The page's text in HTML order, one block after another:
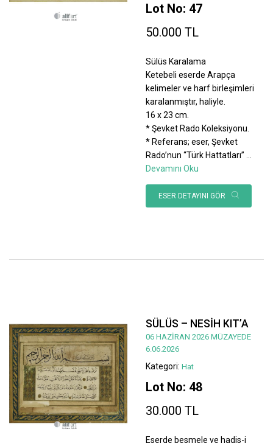
Lot No: 47
50.000 TL
Sülüs Karalama
Ketebeli eserde Arapça
kelimeler ve harf birleşimleri
karalanmıştır, haliyle.
16 x 23 cm.
* Şevket Rado Koleksiyonu.
* Referans; eser, Şevket
Rado’nun “Türk Hattatları”
Devamını Oku
ESER DETAYINI GÖR
SÜLÜS – NESİH KIT’A
06 HAZİRAN 2026 MÜZAYEDE
6.06.2026
Kategori: Hat
Lot No: 48
30.000 TL
Eserde besmele ve hadis-i